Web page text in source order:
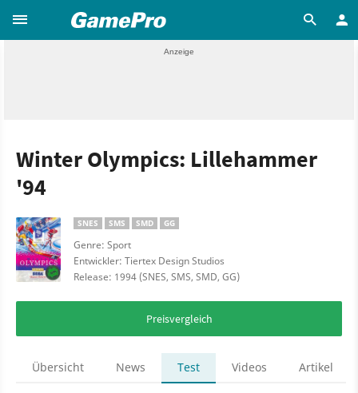
Winter Olympics: Lillehammer
'94
SNES SMS SMD GG
Genre: Sport
Entwickler: Tiertex Design Studios
Release: 1994 (SNES, SMS, SMD, GG)
Preisvergleich
Übersicht News Test Videos Artikel